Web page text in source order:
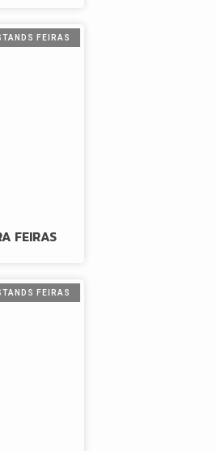
FEIRAS
FEIRAS
FEIRAS